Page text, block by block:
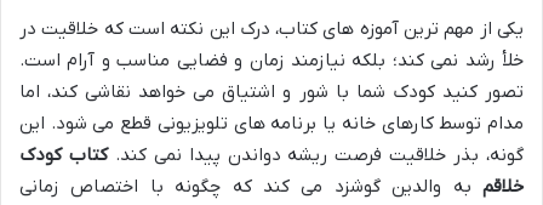
یکی از مهم ترین آموزه های کتاب، درک این نکته است که خلاقیت در
خلأ رشد نمی کند؛ بلکه نیازمند زمان و فضایی مناسب و آرام است.
تصور کنید کودک شما با شور و اشتیاق می خواهد نقاشی کند، اما
مدام توسط کارهای خانه یا برنامه های تلویزیونی قطع می شود. این
گونه، بذر خلاقیت فرصت ریشه دواندن پیدا نمی کند.کتاب کودک
خلاقم به والدین گوشزد می کند که چگونه با اختصاص زمانی